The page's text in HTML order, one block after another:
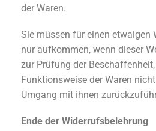
der Waren.
Sie müssen für einen etwaigen
nur aufkommen, wenn dieser
zur Prüfung der
Funktionsweise der Waren
Umgang mit ihnen
Ende der Widerrufsbelehrung